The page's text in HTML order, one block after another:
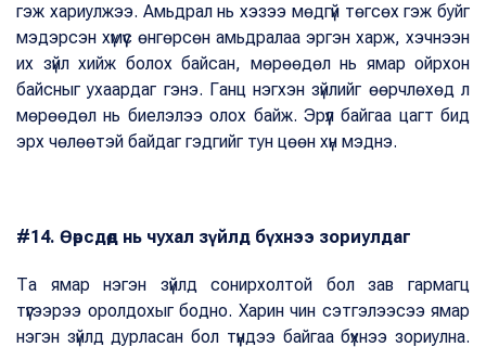
гэж хариулжээ. Амьдрал нь хэзээ мөдгүй төгсөх гэж буйг
мэдэрсэн хүмүүс өнгөрсөн амьдралаа эргэн харж, хэчнээн
их зүйл хийж болох байсан, мөрөөдөл нь ямар ойрхон
байсныг ухаардаг гэнэ. Ганц нэгхэн зүйлийг өөрчлөхөд л
мөрөөдөл нь биелэлээ олох байж. Эрүүл байгаа цагт бид
эрх чөлөөтэй байдаг гэдгийг тун цөөн хүн мэднэ.
#14. Өөрсдөд нь чухал зүйлд бүхнээ зориулдаг
Та ямар нэгэн зүйлд сонирхолтой бол зав гармагц
түүгээрээ оролдохыг бодно. Харин чин сэтгэлээсээ ямар
нэгэн зүйлд дурласан бол түүндээ байгаа бүхнээ зориулна.